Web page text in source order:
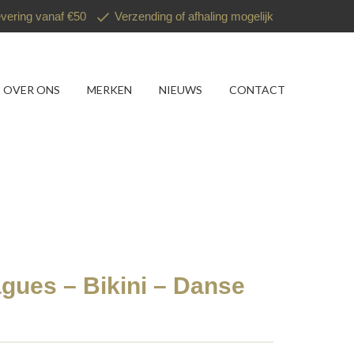
vanaf €50 Verzending of afhaling mogelijk
OVER ONS MERKEN NIEUWS CONTACT
– Bikini – Danse